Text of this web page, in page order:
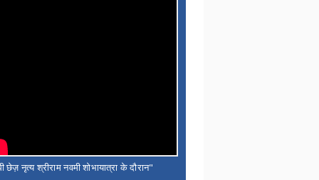
छेज़ नृत्य श्रीराम नवमी शोभायात्रा के दौरान"